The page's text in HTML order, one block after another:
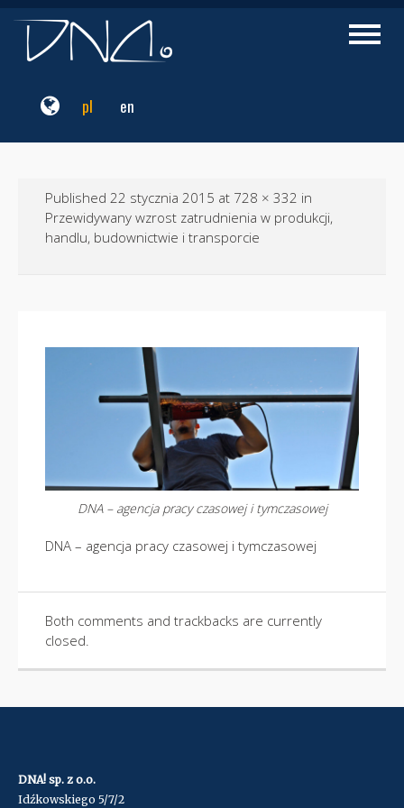
treści
pl en
Published 22 stycznia 2015 at 728 × 332 in
Przewidywany wzrost zatrudnienia w produkcji,
handlu, budownictwie i transporcie
DNA – agencja pracy czasowej i tymczasowej
DNA – agencja pracy czasowej i tymczasowej
Both comments and trackbacks are currently
closed.
DNA! sp. z o.o.
Idźkowskiego 5/7/2